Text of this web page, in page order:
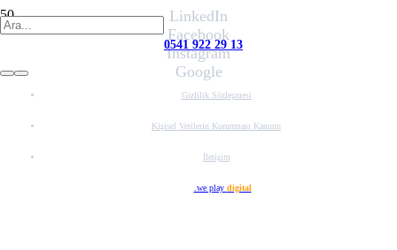
0541 922 29 13
LinkedIn
Facebook
Instagram
Google
Gizlilik Sözleşmesi
Kişisel Verilerin Korunması Kanunu
İletişim
.we play digital